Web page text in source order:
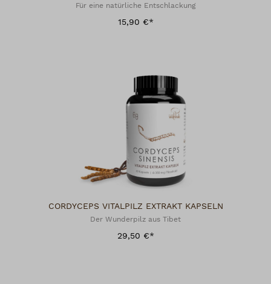
Für eine natürliche Entschlackung
15,90 €*
CORDYCEPS VITALPILZ EXTRAKT KAPSELN
Der Wunderpilz aus Tibet
29,50 €*